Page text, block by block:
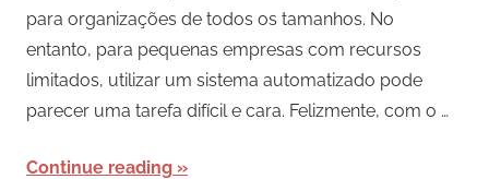
para organizações de todos os tamanhos. No
entanto, para pequenas empresas com recursos
limitados, utilizar um sistema automatizado pode
parecer uma tarefa difícil e cara. Felizmente, com o …
Continue reading